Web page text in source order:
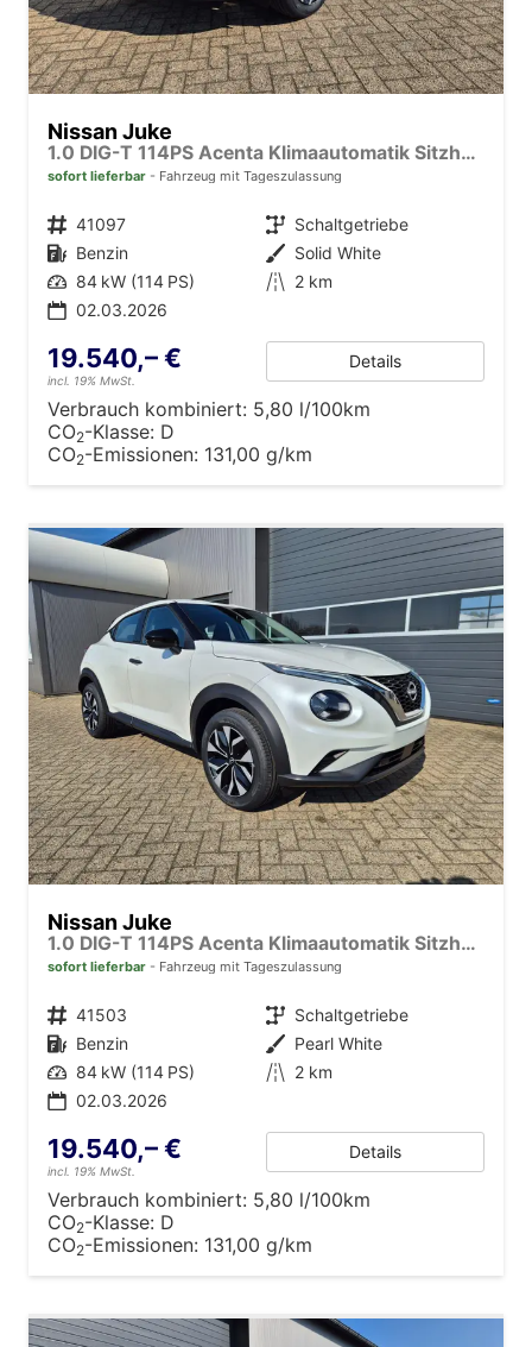
Nissan Juke
1.0 DIG-T 114PS Acenta Klimaautomatik Sitzheizung Rückf.Kamera Bluetooth Touchscreen wireless Apple CarPlay Android Auto
sofort lieferbar Fahrzeug mit Tageszulassung
Fahrzeugnr. 41097 Getriebe Schaltgetriebe
Kraftstoff Benzin Außenfarbe Solid White
Leistung 84 kW (114 PS) Kilometerstand 2 km
02.03.2026
19.540,– €
incl. 19% MwSt.
Details
Verbrauch kombiniert: 5,80 l/100km
CO2-Klasse: D
CO2-Emissionen: 131,00 g/km
Nissan Juke
1.0 DIG-T 114PS Acenta Klimaautomatik Sitzheizung Rückf.Kamera Bluetooth Touchscreen wireless Apple CarPlay Android Auto
sofort lieferbar Fahrzeug mit Tageszulassung
Fahrzeugnr. 41503 Getriebe Schaltgetriebe
Kraftstoff Benzin Außenfarbe Pearl White
Leistung 84 kW (114 PS) Kilometerstand 2 km
02.03.2026
19.540,– €
incl. 19% MwSt.
Details
Verbrauch kombiniert: 5,80 l/100km
CO2-Klasse: D
CO2-Emissionen: 131,00 g/km